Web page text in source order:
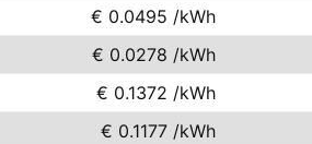
€ 0.0495 /kWh
€ 0.0278 /kWh
€ 0.1372 /kWh
€ 0.1177 /kWh